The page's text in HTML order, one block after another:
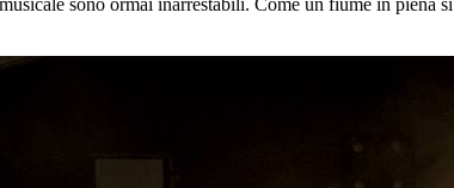
sono ormai inarrestabili. Come un fiume in